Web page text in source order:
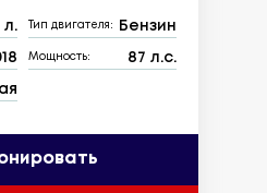
л. Тип двигателя: Бензин
Мощность: 87 л.с.